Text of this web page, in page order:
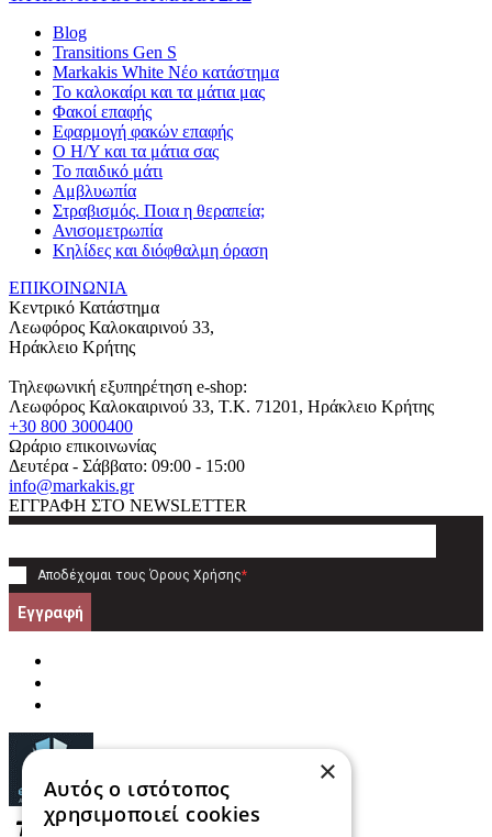
Blog
Transitions Gen S
Markakis White Νέο κατάστημα
Το καλοκαίρι και τα μάτια μας
Φακοί επαφής
Εφαρμογή φακών επαφής
Ο Η/Υ και τα μάτια σας
Το παιδικό μάτι
Αμβλυωπία
Στραβισμός. Ποια η θεραπεία;
Ανισομετρωπία
Κηλίδες και διόφθαλμη όραση
ΕΠΙΚΟΙΝΩΝΙΑ
Κεντρικό Κατάστημα
Λεωφόρος Καλοκαιρινού 33,
Ηράκλειο Κρήτης
Τηλεφωνική εξυπηρέτηση e-shop:
Λεωφόρος Καλοκαιρινού 33, T.K. 71201, Ηράκλειο Κρήτης
+30 800 3000400
Ωράριο επικοινωνίας
Δευτέρα - Σάββατο: 09:00 - 15:00
info@markakis.gr
ΕΓΓΡΑΦΗ ΣΤΟ NEWSLETTER
Αποδέχομαι τους Όρους Χρήσης*
Εγγραφή
×
Αυτός ο ιστότοπος
χρησιμοποιεί cookies